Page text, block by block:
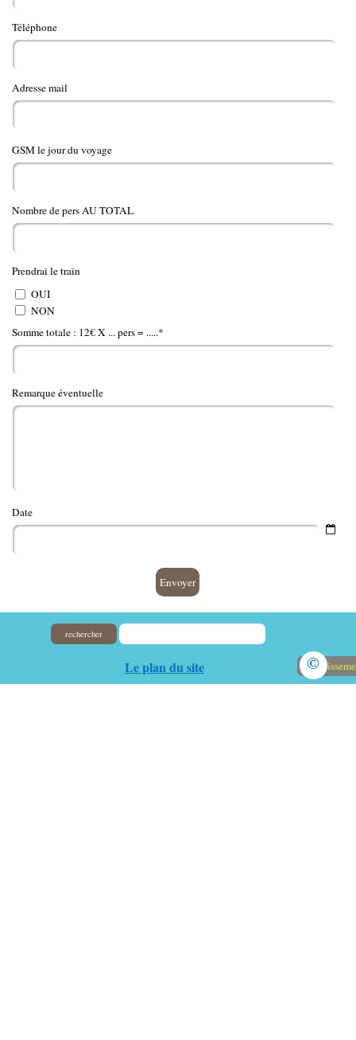
Téléphone
Adresse mail
GSM le jour du voyage
Nombre de pers AU TOTAL
Prendrai le train
OUI
NON
Somme totale : 12€ X ... pers = .....*
Remarque éventuelle
Date
rechercher
Le plan du site ©